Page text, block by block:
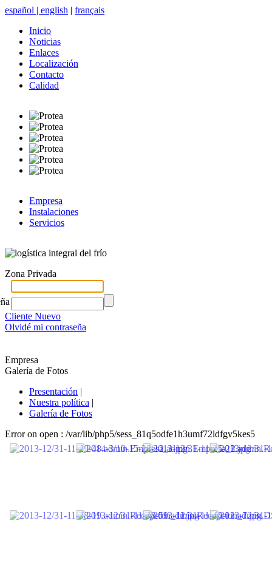
español | english | français
Inicio
Noticias
Enlaces
Localización
Contacto
Calidad
Empresa
Instalaciones
Servicios
logística integral del frío
Zona Privada
Cliente Nuevo
Olvidé mi contraseña
Empresa
Galería de Fotos
Presentación |
Nuestra política |
Galería de Fotos
Error on open : /var/lib/php5/sess_81q5odfe1h3umf72ldfgv5kes5